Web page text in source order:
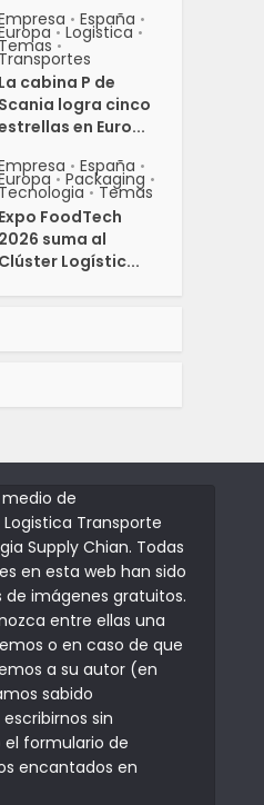
• España •
• Logistica •
Temas •
Transportes
La cabina P de
Scania logra cinco
en Euro...
• España •
• Packaging •
Tecnologia • Temas
Expo FoodTech
2026 suma al
Clúster Logístic...
medio de
Transporte
Supply Chian. Todas
en esta web han sido
imágenes gratuitos.
entre ellas una
o en caso de que
a su autor (en
sabido
sin
formulario de
encantados en